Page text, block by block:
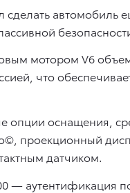
сделать
мотором V6
что
оснащения,
проекционный
датчиком.
— аутентификация